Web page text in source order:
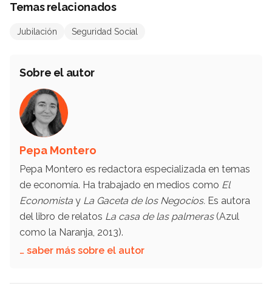
Temas relacionados
Jubilación Seguridad Social
Sobre el autor
Pepa Montero
Pepa Montero es redactora especializada en temas
de economía. Ha trabajado en medios como El
Economista y La Gaceta de los Negocios. Es autora
del libro de relatos La casa de las palmeras(Azul
como la Naranja, 2013).
… saber más sobre el autor